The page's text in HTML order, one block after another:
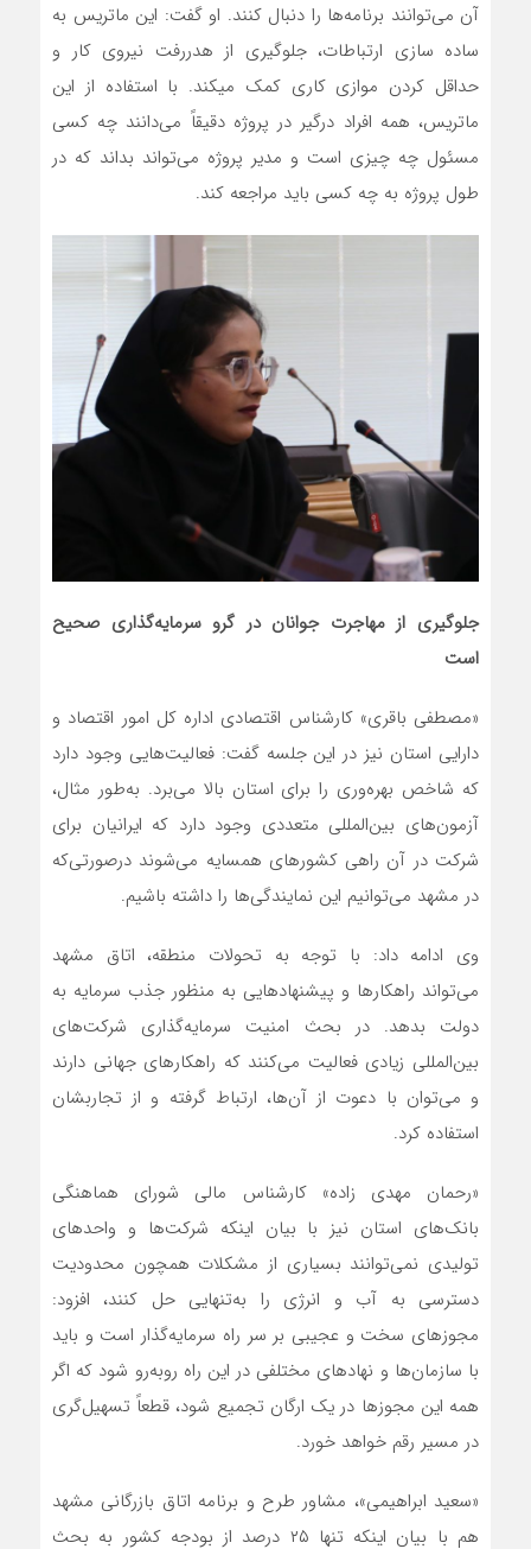
آن می‌توانند برنامه‌ها را دنبال کنند. او گفت: این ماتریس به
ساده سازی ارتباطات، جلوگیری از هدررفت نیروی کار و
حداقل کردن موازی کاری کمک میکند. با استفاده از این
ماتریس، همه افراد درگیر در پروژه دقیقاً می‌دانند چه کسی
مسئول چه چیزی است و مدیر پروژه می‌تواند بداند که در
طول پروژه به چه کسی باید مراجعه کند.
جلوگیری از مهاجرت جوانان در گرو سرمایه‌گذاری صحیح
است
«مصطفی باقری» کارشناس اقتصادی اداره کل امور اقتصاد و
دارایی استان نیز در این جلسه گفت: فعالیت‌هایی وجود دارد
که شاخص بهره‌وری را برای استان بالا می‌برد. به‌طور مثال،
آزمون‌های بین‌المللی متعددی وجود دارد که ایرانیان برای
شرکت در آن راهی کشورهای همسایه می‌شوند درصورتی‌که
در مشهد می‌توانیم این نمایندگی‌ها را داشته باشیم.
وی ادامه داد: با توجه به تحولات منطقه، اتاق مشهد
می‌تواند راهکارها و پیشنهاد‌هایی به منظور جذب سرمایه به
دولت بدهد. در بحث امنیت سرمایه‌گذاری شرکت‌های
بین‌المللی زیادی فعالیت می‌کنند که راهکارهای جهانی دارند
و می‌توان با دعوت از آن‌ها، ارتباط گرفته و از تجاربشان
استفاده کرد.
«رحمان مهدی زاده» کارشناس مالی شورای هماهنگی
بانک‌های استان نیز با بیان اینکه شرکت‌ها و واحدهای
تولیدی نمی‌توانند بسیاری از مشکلات همچون محدودیت
دسترسی به آب و انرژی را به‌تنهایی حل کنند، افزود:
مجوزهای سخت و عجیبی بر سر راه سرمایه‌گذار است و باید
با سازمان‌ها و نهادهای مختلفی در این راه روبه‌رو شود که اگر
همه این مجوزها در یک ارگان تجمیع شود، قطعاً تسهیل‌گری
در مسیر رقم خواهد خورد.
«سعید ابراهیمی»، مشاور طرح و برنامه اتاق بازرگانی مشهد
هم با بیان اینکه تنها ۲۵ درصد از بودجه کشور به بحث